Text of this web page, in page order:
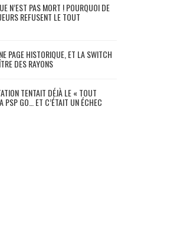
N’EST PAS MORT ! POURQUOI DE
REFUSENT LE TOUT
PAGE HISTORIQUE, ET LA SWITCH
DES RAYONS
TENTAIT DÉJÀ LE « TOUT
PSP GO… ET C’ÉTAIT UN ÉCHEC